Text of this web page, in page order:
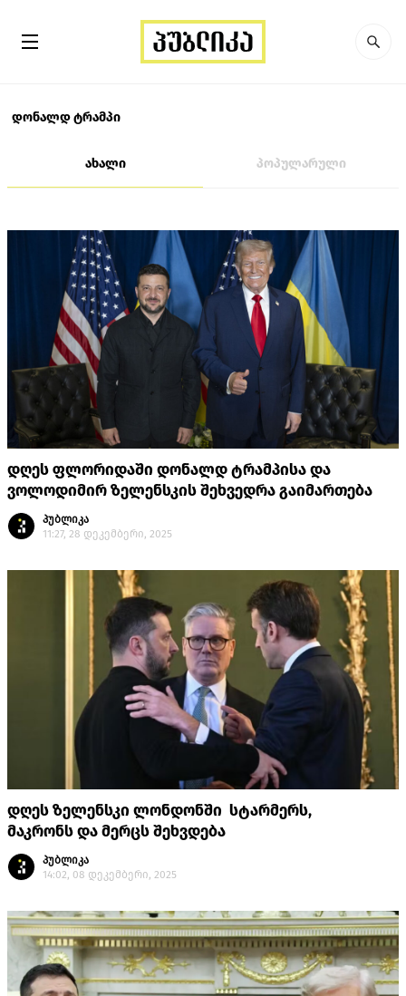
დონალდ ტრამპი
ახალი პოპულარული
დღეს ფლორიდაში დონალდ ტრამპისა და
ვოლოდიმირ ზელენსკის შეხვედრა გაიმართება
პუბლიკა
11:27, 28 დეკემბერი, 2025
დღეს ზელენსკი ლონდონში სტარმერს,
მაკრონს და მერცს შეხვდება
პუბლიკა
14:02, 08 დეკემბერი, 2025